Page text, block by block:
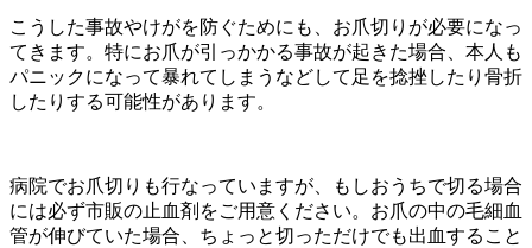
こうした事故やけがを防ぐためにも、お爪切りが必要になっ
てきます。特にお爪が引っかかる事故が起きた場合、本人も
パニックになって暴れてしまうなどして足を捻挫したり骨折
したりする可能性があります。
病院でお爪切りも行なっていますが、もしおうちで切る場合
には必ず市販の止血剤をご用意ください。お爪の中の毛細血
管が伸びていた場合、ちょっと切っただけでも出血すること